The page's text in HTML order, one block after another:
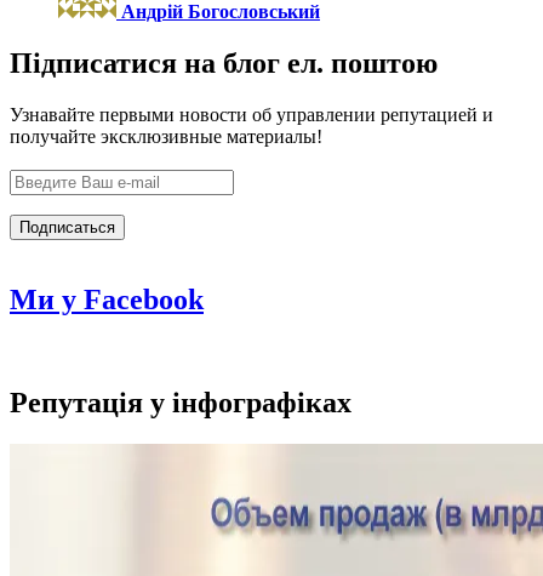
Андрій Богословський
Підписатися на блог ел. поштою
Узнавайте первыми новости об управлении репутацией и
получайте эксклюзивные материалы!
Ми у Facebook
Репутація у інфографіках